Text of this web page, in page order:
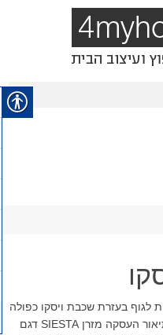
לגוף בעזרת שכבת ויסקו כפולה
לפיזור משקל הגוף על פני המזרן תיאור העסקה מזרן SIESTA דגם